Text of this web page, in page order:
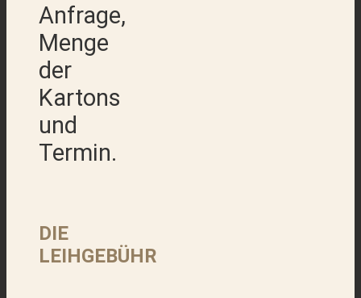
Anfrage,
Menge
der
Kartons
und
Termin.
DIE
LEIHGEBÜHR